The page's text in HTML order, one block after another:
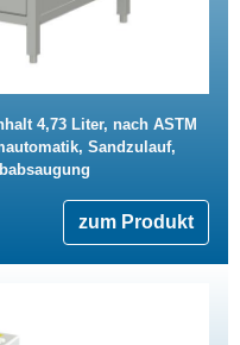
4,73 Liter, nach ASTM
Sandzulauf,
zum Produkt